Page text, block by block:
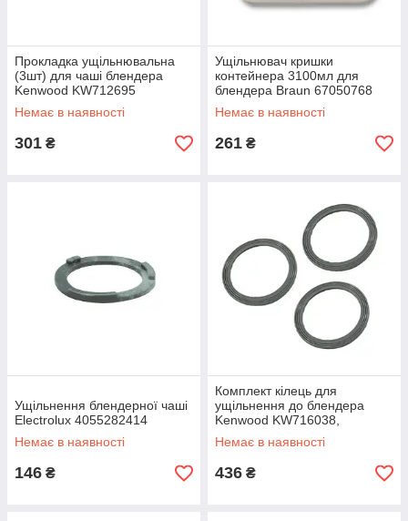
Прокладка ущільнювальна
(3шт) для чаші блендера
Kenwood KW712695
Немає в наявності
301 ₴
Ущільнювач кришки
контейнера 3100мл для
блендера Braun 67050768
Немає в наявності
261 ₴
Ущільнення блендерної чаші
Electrolux 4055282414
Немає в наявності
146 ₴
Комплект кілець для
ущільнення до блендера
Kenwood KW716038,
KW713873
Немає в наявності
436 ₴